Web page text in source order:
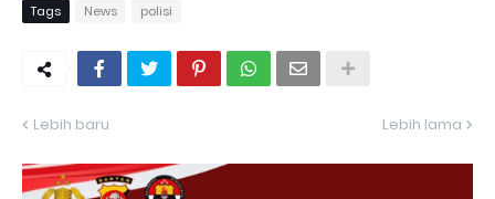
Tags News polisi
Lebih baru Lebih lama